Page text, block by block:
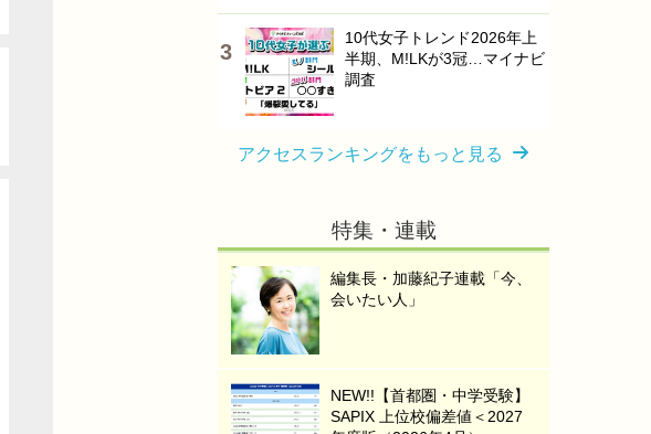
10代女子トレンド2026年上
半期、M!LKが3冠…マイナビ
調査
アクセスランキングをもっと見る
特集・連載
編集長・加藤紀子連載「今、
会いたい人」
NEW!!【首都圏・中学受験】
SAPIX 上位校偏差値＜2027